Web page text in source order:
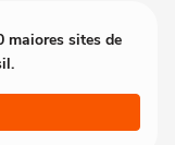
maiores sites de